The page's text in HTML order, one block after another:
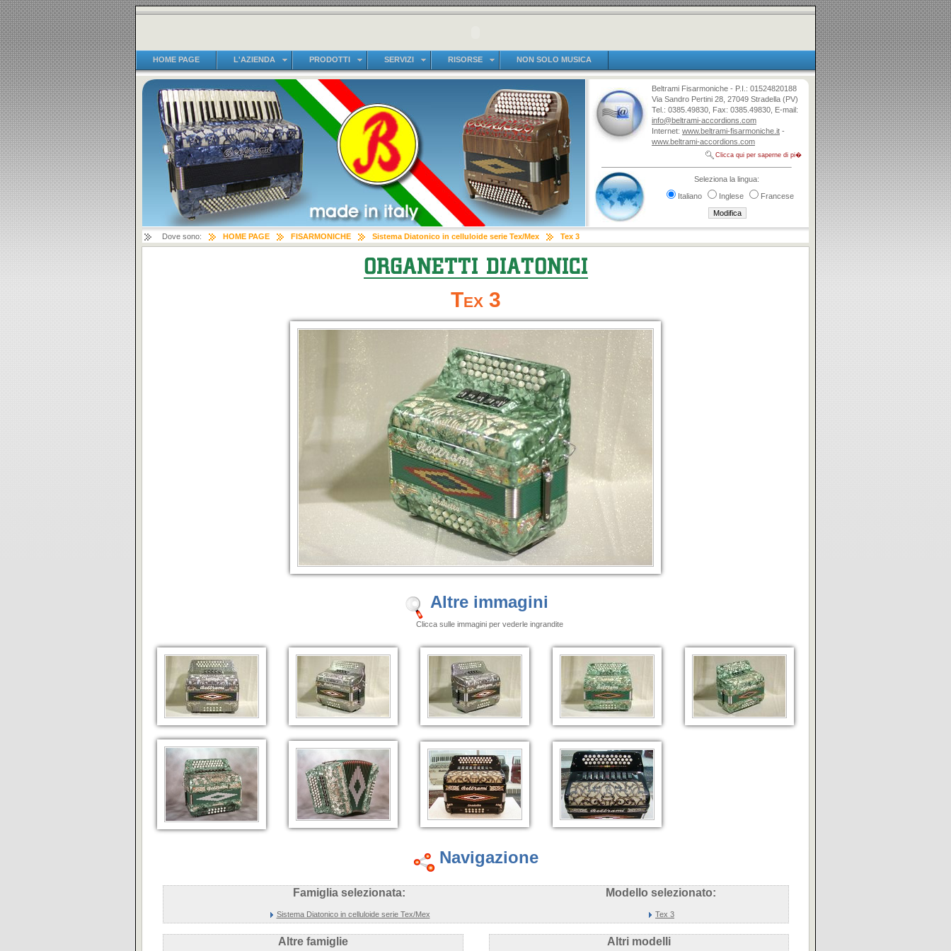
HOME PAGE L'AZIENDA PRODOTTI SERVIZI RISORSE NON SOLO MUSICA
Beltrami Fisarmoniche - P.I.: 01524820188
Via Sandro Pertini 28, 27049 Stradella (PV)
Tel.: 0385.49830, Fax: 0385.49830, E-mail:
info@beltrami-accordions.com
Internet: www.beltrami-fisarmoniche.it -
www.beltrami-accordions.com
Clicca qui per saperne di pi�
Seleziona la lingua:
Italiano
Inglese Francese
Dove sono: HOME PAGE FISARMONICHE Sistema Diatonico in celluloide serie Tex/Mex Tex 3
Tex 3
Altre immagini
Clicca sulle immagini per vederle ingrandite
Navigazione
Famiglia selezionata:
Sistema Diatonico in celluloide serie Tex/Mex
Modello selezionato:
Tex 3
Altre famiglie Altri modelli